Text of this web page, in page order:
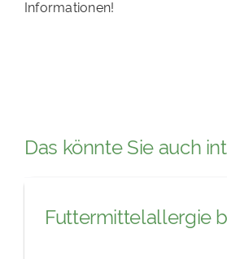
Informationen!
Das könnte Sie auch
Futtermittelallergie